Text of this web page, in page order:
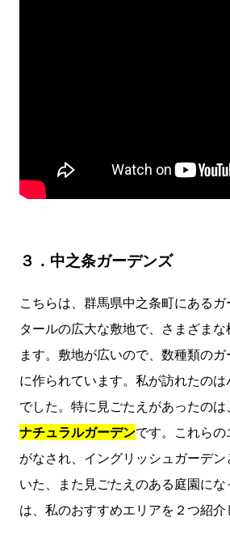
３．中之条ガーデンズ
こちらは、群馬県中之条町にあるガ
タールの広大な敷地で、さまざま
ます。敷地が広いので、数種類の
に作られています。私が訪れたの
でした。特に見ごたえがあったのは、
ナチュラルガーデンです。これら
がなされ、イングリッシュガーデ
いた、また見ごたえのある庭園に
は、私のおすすめエリアを２つ紹介